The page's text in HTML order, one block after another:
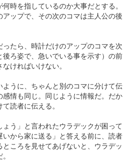
時を指しているのか大事だとする。
ップで、その次のコマは主人公の後
たら、時計だけのアップのコマを次
ろ姿で、急いでいる事を示す）の前
ければいけない。
うに、ちゃんと別のコマに分けて伝
情も同じ。同じように情報だ。だか
読者に伝える。
ょう」と言われたウラデックが困って
から家に送る」と答える前に、読者
ころを見せてあげないと、ウラデッ